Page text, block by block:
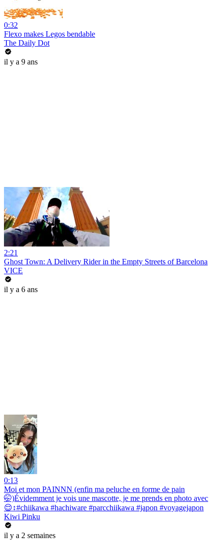
0:32
Flexo makes Legos bendable
The Daily Dot
il y a 9 ans
2:21
Ghost Town: A Delivery Rider in the Empty Streets of Barcelona
VICE
il y a 6 ans
0:13
Moi et mon PAINNN (enfin ma peluche en forme de pain
🤭)Évidemment je vois une mascotte, je me prends en photo avec
😌↕️#chiikawa #hachiware #parcchiikawa #japon #voyagejapon
Kiwi Pinku
il y a 2 semaines